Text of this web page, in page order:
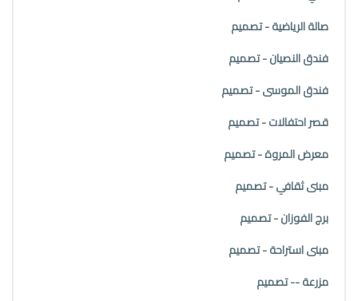
صالة الرياضية - تصميم
فندق النصيان - تصميم
فندق الموسى - تصميم
قصر احتفالات - تصميم
معرض المروة - تصميم
مبنى ثقافي - تصميم
برج الفوزان - تصميم
مبنى استراحة - تصميم
مزرعة -- تصميم